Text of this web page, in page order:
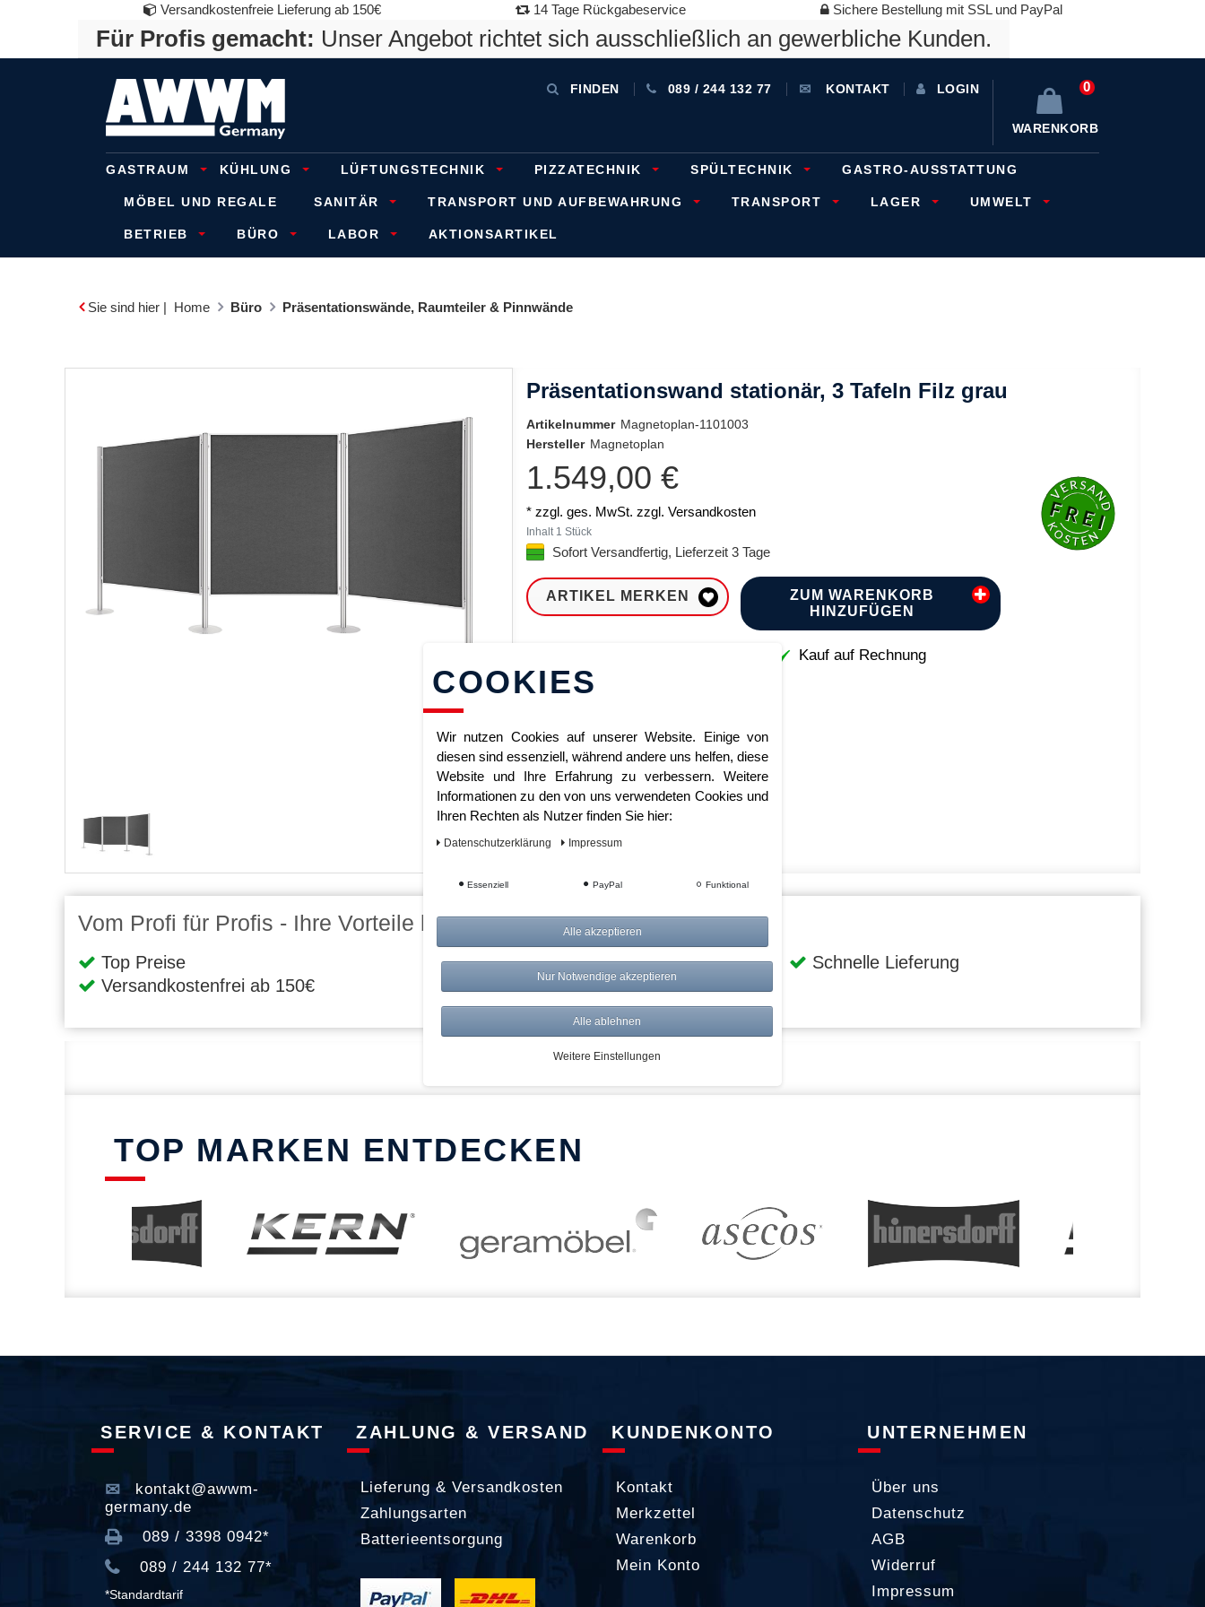
Versandkostenfreie Lieferung ab 150€ 14 Tage Rückgabeservice Sichere Bestellung mit SSL und PayPal
Für Profis gemacht: Unser Angebot richtet sich ausschließlich an gewerbliche Kunden.
FINDEN 089 / 244 132 77 KONTAKT LOGIN 0
WARENKORB
GASTRAUM KÜHLUNG LÜFTUNGSTECHNIK PIZZATECHNIK SPÜLTECHNIK GASTRO-AUSSTATTUNG
MÖBEL UND REGALE SANITÄR TRANSPORT UND AUFBEWAHRUNG TRANSPORT LAGER UMWELT
BETRIEB BÜRO LABOR AKTIONSARTIKEL
Sie sind hier | Home Büro Präsentationswände, Raumteiler & Pinnwände
Präsentationswand stationär, 3 Tafeln Filz grau
Artikelnummer Magnetoplan-1101003
Hersteller Magnetoplan
1.549,00 €
* zzgl. ges. MwSt. zzgl. Versandkosten
Inhalt 1 Stück
Sofort Versandfertig, Lieferzeit 3 Tage
ARTIKEL MERKEN
ZUM WARENKORB
HINZUFÜGEN
Kauf auf Rechnung
Vom Profi für Profis - Ihre Vorteile bei AWWM:
Top Preise
Versandkostenfrei ab 150€
Risikolos: 14 Tage Rückgabe
Über 20.000 Artikel
Schnelle Lieferung
TOP MARKEN ENTDECKEN
SERVICE & KONTAKT
kontakt@awwm-
germany.de
089 / 3398 0942*
089 / 244 132 77*
*Standardtarif
ZAHLUNG & VERSAND
Lieferung & Versandkosten
Zahlungsarten
Batterieentsorgung
KUNDENKONTO
Kontakt
Merkzettel
Warenkorb
Mein Konto
UNTERNEHMEN
Über uns
Datenschutz
AGB
Widerruf
Impressum
COOKIES
Wir nutzen Cookies auf unserer Website. Einige von
diesen sind essenziell, während andere uns helfen, diese
Website und Ihre Erfahrung zu verbessern. Weitere
Informationen zu den von uns verwendeten Cookies und
Ihren Rechten als Nutzer finden Sie hier:
Daten­schutz­erklärung Impressum
Essenziell PayPal Funktional
Alle akzeptieren
Nur Notwendige akzeptieren
Alle ablehnen
Weitere Einstellungen